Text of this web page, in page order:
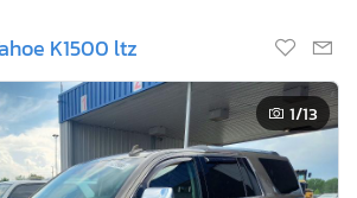
K1500 ltz
1/13